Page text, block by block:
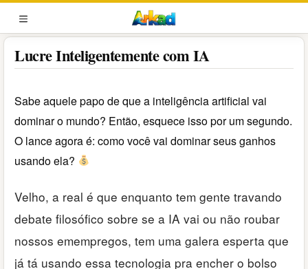
Pular
para
o
conteúdo
MENU
Lucre Inteligentemente com IA
Sabe aquele papo de que a inteligência artificial vai
dominar o mundo? Então, esquece isso por um segundo.
O lance agora é: como você vai dominar seus ganhos
usando ela?
Velho, a real é que enquanto tem gente travando
debate filosófico sobre se a IA vai ou não roubar
nossos emempregos, tem uma galera esperta que
já tá usando essa tecnologia pra encher o bolso